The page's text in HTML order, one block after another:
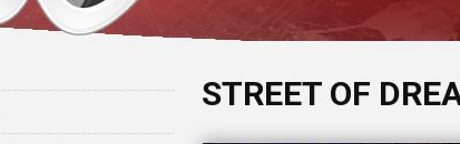
STREET OF